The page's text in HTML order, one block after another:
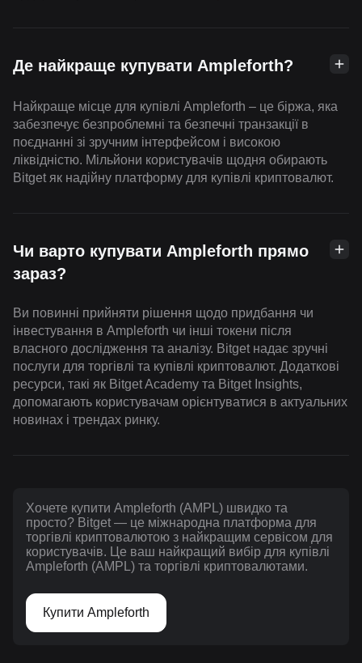
Де найкраще купувати Ampleforth?
Найкраще місце для купівлі Ampleforth – це біржа, яка
забезпечує безпроблемні та безпечні транзакції в
поєднанні зі зручним інтерфейсом і високою
ліквідністю. Мільйони користувачів щодня обирають
Bitget як надійну платформу для купівлі криптовалют.
Чи варто купувати Ampleforth прямо
зараз?
Ви повинні прийняти рішення щодо придбання чи
інвестування в Ampleforth чи інші токени після
власного дослідження та аналізу. Bitget надає зручні
послуги для торгівлі та купівлі криптовалют. Додаткові
ресурси, такі як Bitget Academy та Bitget Insights,
допомагають користувачам орієнтуватися в актуальних
новинах і трендах ринку.
Хочете купити Ampleforth (AMPL) швидко та
просто? Bitget — це міжнародна платформа для
торгівлі криптовалютою з найкращим сервісом для
користувачів. Це ваш найкращий вибір для купівлі
Ampleforth (AMPL) та торгівлі криптовалютами.
Купити Ampleforth